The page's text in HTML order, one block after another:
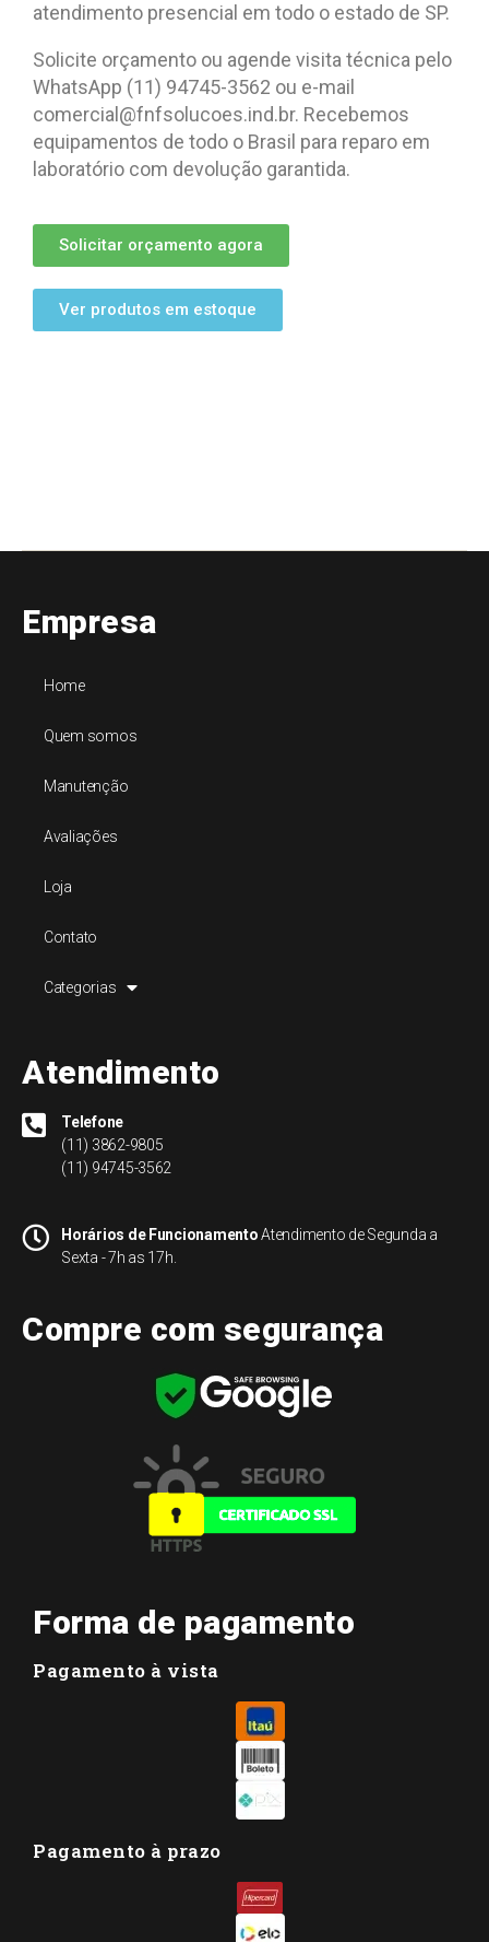
atendimento presencial em todo o estado de SP.
Solicite orçamento ou agende visita técnica pelo
WhatsApp (11) 94745-3562 ou e-mail
comercial@fnfsolucoes.ind.br. Recebemos
equipamentos de todo o Brasil para reparo em
laboratório com devolução garantida.
Solicitar orçamento agora
Ver produtos em estoque
Empresa
Home
Quem somos
Manutenção
Avaliações
Loja
Contato
Categorias
Atendimento
Telefone
(11) 3862-9805
(11) 94745-3562
Horários de FuncionamentoAtendimento de Segunda a
Sexta - 7h as 17h.
Compre com segurança
Forma de pagamento
Pagamento à vista
Pagamento à prazo